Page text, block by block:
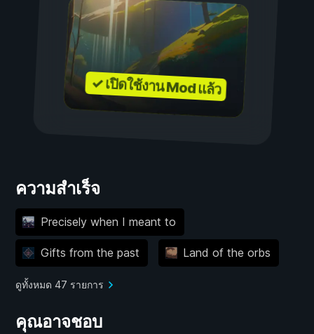
✓ เปิดใช้งาน Mod แล้ว
ความสำเร็จ
Precisely when I meant to
Gifts from the past Land of the orbs
ดูทั้งหมด 47 รายการ
คุณอาจชอบ